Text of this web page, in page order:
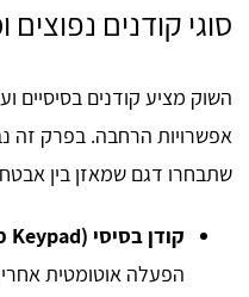
סוגי קודנים
השוק מציע קודנים
אפשרויות הרחבה. בפרק זה
שתבחרו דגם שמאזן בין
קודן בסיסי (Keypad מואר):
הפעלה אוטומטית